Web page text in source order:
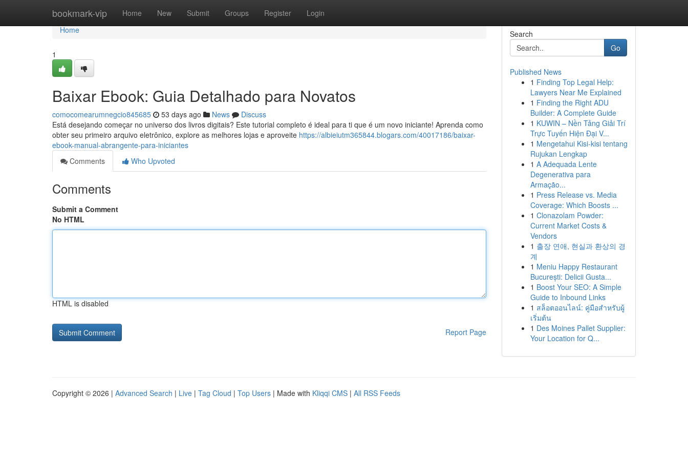
bookmark-vip Home New Submit Groups Register Login
Home
Home
1
Baixar Ebook: Guia Detalhado para Novatos
comocomearumnegcio845685 53 days ago News
Discuss
Está desejando começar no universo dos livros digitais? Este tutorial completo é ideal para ti que é um novo iniciante! Aprenda como
obter seu primeiro arquivo eletrônico, explore as melhores lojas e aproveite https://albieiutm365844.blogars.com/40017186/baixar-
ebook-manual-abrangente-para-iniciantes
Comments
Who Upvoted
Comments
Submit a Comment
No HTML
HTML is disabled
Report Page
Search
Go
Published News
1 Finding Top Legal Help:
Lawyers Near Me Explained
1 Finding the Right ADU
Builder: A Complete Guide
1 KUWIN – Nền Tảng Giải Trí
Trực Tuyến Hiện Đại V...
1 Mengetahui Kisi-kisi tentang
Rujukan Lengkap
1 A Adequada Lente
Degenerativa para
Armação...
1 Press Release vs. Media
Coverage: Which Boosts ...
1 Clonazolam Powder:
Current Market Costs &
Vendors
1 출장 연애, 현실과 환상의 경
계
1 Meniu Happy Restaurant
București: Delicii Gusta...
1 Boost Your SEO: A Simple
Guide to Inbound Links
1 สล็อตออนไลน์: คู่มือสำหรับผู้
เริ่มต้น
1 Des Moines Pallet Supplier:
Your Location for Q...
Copyright © 2026 | Advanced Search | Live | Tag Cloud | Top Users | Made with Kliqqi CMS | All RSS Feeds